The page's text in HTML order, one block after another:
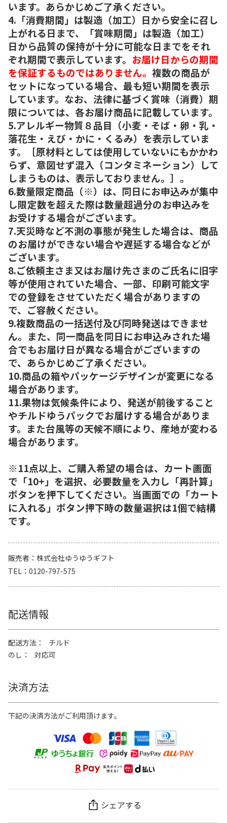
います。あらかじめご了承ください。
4.「消費期間」は製造（加工）日から安全に召し
上がれる日まで、「賞味期間」は製造（加工）
日から品質の保持が十分に可能な日までをそれ
ぞれ期間で表示しています。 お届け日からの期間
を保証するものではありません。 複数の商品が
セットになっている場合、最も短い期間を表示
しています。なお、法律に基づく賞味（消費）期
限については、各お届け商品に記載しています。
5.アレルギー物質８品目（小麦・そば・卵・乳・
落花生・えび・かに・くるみ）を表示していま
す。［原材料としては使用していないにもかかわ
らず、意図せず混入（コンタミネーション）して
しまうものは、表示しておりません。］。
6.数量限定商品（※）は、同日にお申込みが集中
し限定数を超えた際は数量超過分のお申込みを
お受けする場合がございます。
7.天災時など不測の事態が発生した場合は、商品
のお届けができない場合や遅延する場合などが
ございます。
8.ご依頼主さま又はお届け先さまのご氏名に旧字
等が使用されていた場合、一部、印刷可能文字
での登録をさせていただく場合がありますの
で、ご容赦ください。
9.複数商品の一括送付及び同時発送はできませ
ん。また、同一商品を同日にお申込みされた場
合でもお届け日が異なる場合がございますの
で、あらかじめご了承ください。
10.商品の箱やパッケージデザインが変更になる
場合があります。
11.果物は気候条件により、発送が前後すること
やチルドゆうパックでお届けする場合がありま
す。また台風等の天候不順により、産地が変わる
場合があります。
※11点以上、ご購入希望の場合は、カート画面
で「10+」を選択、必要数量を入力し「再計算」
ボタンを押下してください。当画面での「カート
に入れる」ボタン押下時の数量選択は1個で結構
です。
販売者
株式会社ゆうゆうギフト
TEL
0120-797-575
配送情報
配送方法
チルド
のし
対応可
決済方法
下記の決済方法がご利用頂けます。
シェアする